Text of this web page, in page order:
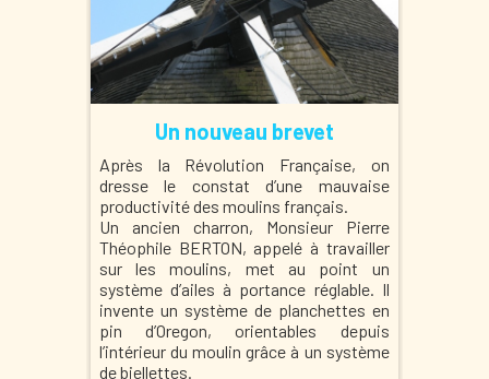
Un nouveau brevet
Après la Révolution Française, on
dresse le constat d’une mauvaise
productivité des moulins français.
Un ancien charron, Monsieur Pierre
Théophile BERTON, appelé à travailler
sur les moulins, met au point un
système d’ailes à portance réglable. Il
invente un système de planchettes en
pin d’Oregon, orientables depuis
l’intérieur du moulin grâce à un système
de biellettes.